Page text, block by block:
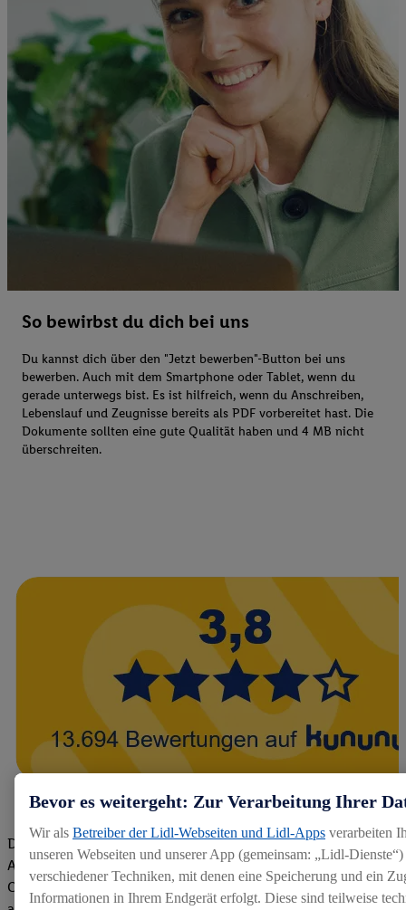
So bewirbst du dich bei uns
Du kannst dich über den "Jetzt bewerben"-Button bei uns
bewerben. Auch mit dem Smartphone oder Tablet, wenn du
gerade unterwegs bist. Es ist hilfreich, wenn du Anschreiben,
Lebenslauf und Zeugnisse bereits als PDF vorbereitet hast. Die
Dokumente sollten eine gute Qualität haben und 4 MB nicht
überschreiten.
Die Bewertungen von aktuellen und ehemaligen Mitarbeitern,
Azubis und externen Bewerbern haben uns zu einer Top
Company gemacht. Wir freuen uns über unseren guten Score
Bevor es weitergeht: Zur Verarbeitung Ihrer
Wir als Betreiber der Lidl-Webseiten und Lidl-Apps verarbeiten
unseren Webseiten und unserer App (gemeinsam: „Lidl-
verschiedener Techniken, mit denen eine Speicherung und ein
Informationen in Ihrem Endgerät erfolgt. Diese sind teilweise